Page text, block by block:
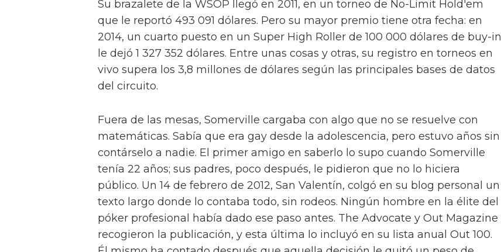
Su brazalete de la WSOP llegó en 2011, en un torneo de No-Limit Hold'em
que le reportó 493 091 dólares. Pero su mayor premio tiene otra fecha: en
2014, un cuarto puesto en un Super High Roller de 100 000 dólares de buy-in
le dejó 1 327 352 dólares. Entre unas cosas y otras, su registro en torneos en
vivo supera los 3,8 millones de dólares según las principales bases de datos
del circuito.
Fuera de las mesas, Somerville cargaba con algo que no se resuelve con
matemáticas. Sabía que era gay desde la adolescencia, pero estuvo años sin
contárselo a nadie. El primer amigo en saberlo lo supo cuando Somerville
tenía 22 años; sus padres, poco después, le pidieron que no lo hiciera
público. Un 14 de febrero de 2012, San Valentín, colgó en su blog personal un
texto largo donde lo contaba todo, sin rodeos. Ningún hombre en la élite del
póker profesional había dado ese paso antes. The Advocate y Out Magazine
recogieron la publicación, y esta última lo incluyó en su lista anual Out 100.